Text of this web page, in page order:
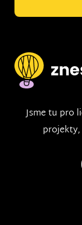
Jsme tu pro